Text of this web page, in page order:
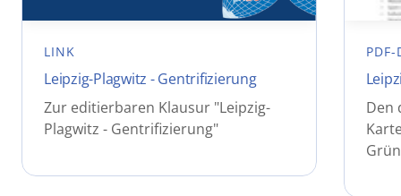
LINK
Leipzig-Plagwitz - Gentrifizierung
Zur editierbaren Klausur "Leipzig-
Plagwitz - Gentrifizierung"
PDF-
Den